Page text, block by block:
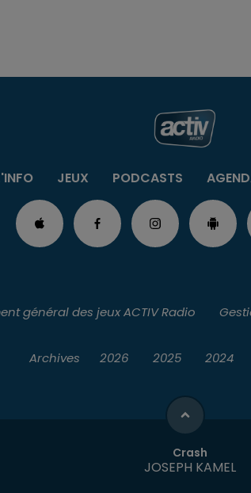
JEUX PODCASTS
Crash
JOSEPH KAMEL
général des jeux ACTIV Radio
Archives 2026 2025 2024